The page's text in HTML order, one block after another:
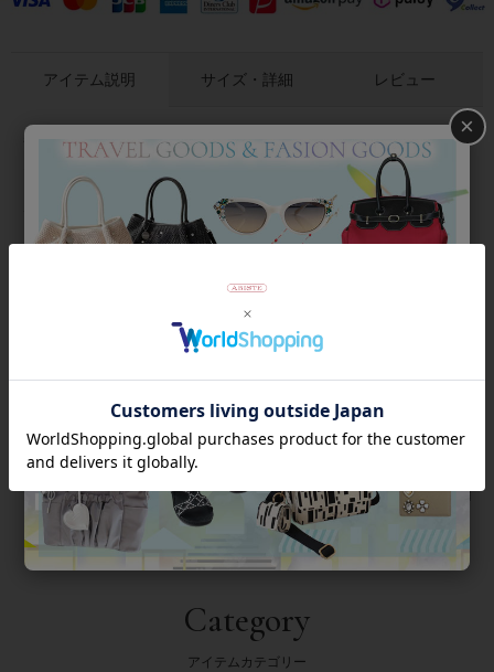
アイテム説明
春夏の装いを軽やかに彩る、明るいカラーの七分袖シャツ。ふ
んわりとしたシルエットの袖は体のラインを拾わないので、イ
ンナーに半袖を着ても響きません。ナチュラルなシワを含んだ
デザインなので、バッグに入れておいて体温調節の羽織りもの
にも。
サイズ・詳細 レビュー
返品について
Category
アイテムカテゴリー
×